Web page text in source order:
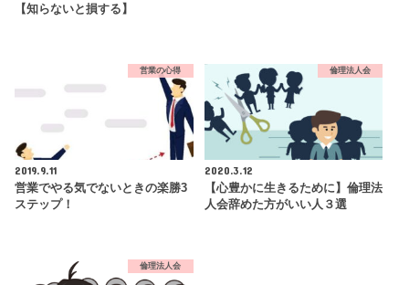
【知らないと損する】
営業の心得
2019.9.11
営業でやる気でないときの楽勝3
ステップ！
倫理法人会
2020.3.12
【心豊かに生きるために】倫理法
人会辞めた方がいい人３選
倫理法人会